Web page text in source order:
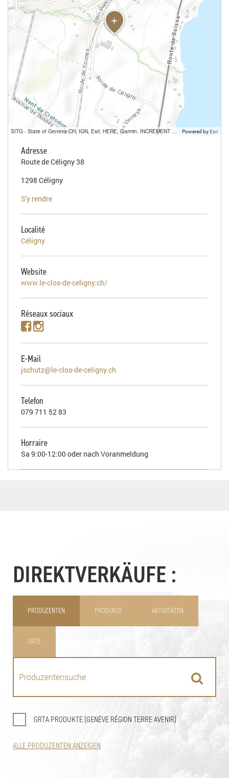
SITG - State of Geneva-CH, IGN, Esri, HERE, Garmin, INCREMENT P, USGS, METI/NASA Powered by Esri
Adresse
Route de Céligny 38
1298 Céligny
S'y rendre
Localité
Céligny
Website
www.le-clos-de-celigny.ch/
Réseaux sociaux
E-Mail
jschutz@le-clos-de-celigny.ch
Telefon
079 711 52 83
Horraire
Sa 9:00-12:00 oder nach Voranmeldung
DIREKTVERKÄUFE :
PRODUZENTEN PRODUKTE AKTIVITÄTEN
ORTE
GRTA PRODUKTE (GENÈVE RÉGION TERRE AVENIR)
ALLE PRODUZENTEN ANZEIGEN